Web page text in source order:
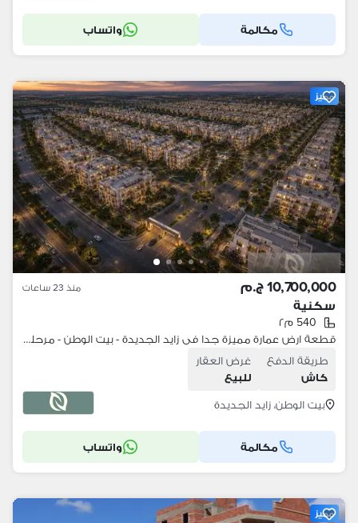
مكالمة واتساب
مميز
10,700,000 ج.م منذ 23 ساعات
سكنية
540 م٢
قطعة ارض عمارة مميزة جدا فى زايد الجديدة - بيت الوطن - مرحلة تاسعة - جنوب جامعة المعرفة 540 متر
طريقة الدفع
كاش
غرض العقار
للبيع
بيت الوطن، زايد الجديدة
مكالمة واتساب
مميز